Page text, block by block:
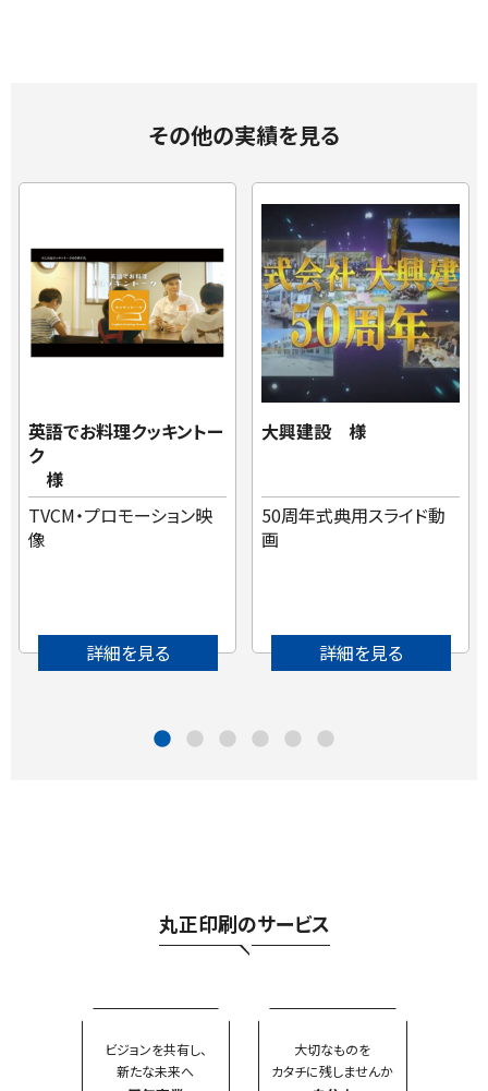
その他の実績を見る
英語でお料理クッキントー
ク
様
TVCM・プロモーション映
像
詳細を見る
大興建設 様
50周年式典用スライド動
画
詳細を見る
丸正印刷のサービス
ビジョンを共有し、
新たな未来へ
大切なものを
カタチに残しませんか